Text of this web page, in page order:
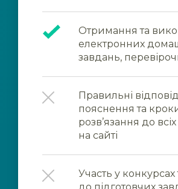
Отримання та
електронних
завдань,
Правильні
пояснення та
розв’язання до
на сайті
Участь у конкурсах